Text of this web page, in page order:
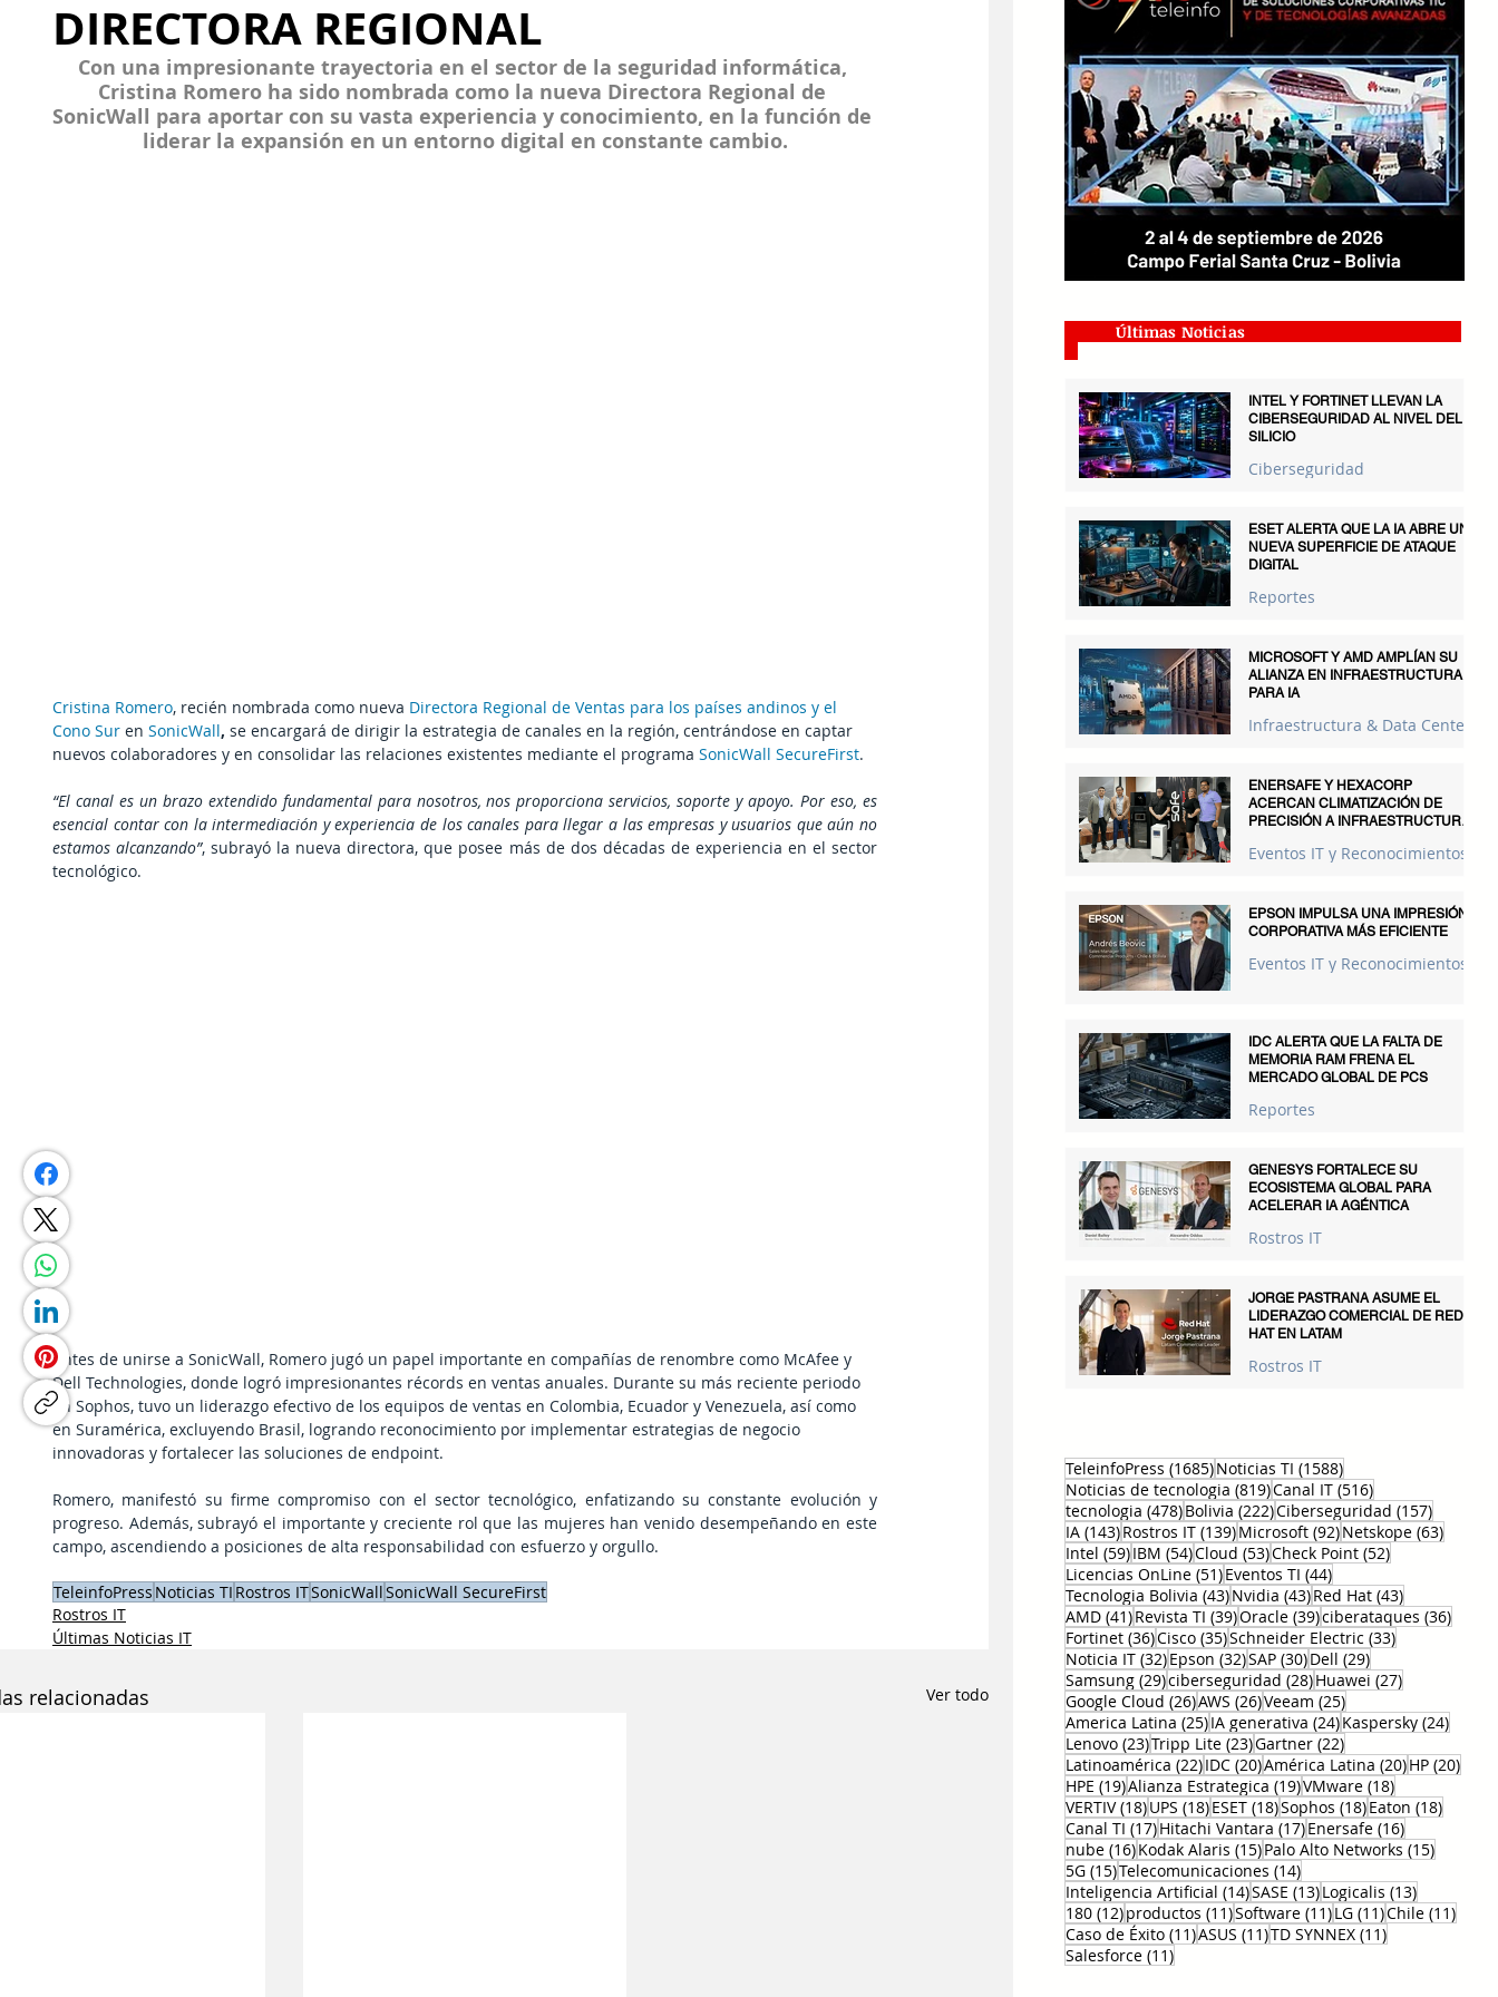
DIRECTORA REGIONAL
Con una impresionante trayectoria en el sector de la seguridad informática,
Cristina Romero ha sido nombrada como la nueva Directora Regional de
SonicWall para aportar con su vasta experiencia y conocimiento, en la función de
liderar la expansión en un entorno digital en constante cambio.
Cristina Romero, recién nombrada como nueva Directora Regional de Ventas para los países andinos y el
Cono Sur en SonicWall, se encargará de dirigir la estrategia de canales en la región, centrándose en captar
nuevos colaboradores y en consolidar las relaciones existentes mediante el programa SonicWall SecureFirst.
“El canal es un brazo extendido fundamental para nosotros, nos proporciona servicios, soporte y apoyo. Por eso, es
esencial contar con la intermediación y experiencia de los canales para llegar a las empresas y usuarios que aún no
estamos alcanzando”, subrayó la nueva directora, que posee más de dos décadas de experiencia en el sector
tecnológico.
Antes de unirse a SonicWall, Romero jugó un papel importante en compañías de renombre como McAfee y
Dell Technologies, donde logró impresionantes récords en ventas anuales. Durante su más reciente periodo
en Sophos, tuvo un liderazgo efectivo de los equipos de ventas en Colombia, Ecuador y Venezuela, así como
en Suramérica, excluyendo Brasil, logrando reconocimiento por implementar estrategias de negocio
innovadoras y fortalecer las soluciones de endpoint.
Romero, manifestó su firme compromiso con el sector tecnológico, enfatizando su constante evolución y
progreso. Además, subrayó el importante y creciente rol que las mujeres han venido desempeñando en este
campo, ascendiendo a posiciones de alta responsabilidad con esfuerzo y orgullo.
TeleinfoPress Noticias TI Rostros ITSonicWallSonicWall SecureFirst
Rostros IT
Últimas Noticias IT
relacionadas Ver todo
Últimas Noticias
INTEL Y FORTINET LLEVAN LA
CIBERSEGURIDAD AL NIVEL DEL
SILICIO
Ciberseguridad
ESET ALERTA QUE LA IA ABRE UNA
NUEVA SUPERFICIE DE ATAQUE
DIGITAL
Reportes
MICROSOFT Y AMD AMPLÍAN SU
ALIANZA EN INFRAESTRUCTURA
PARA IA
Infraestructura & Data Centers
ENERSAFE Y HEXACORP
ACERCAN CLIMATIZACIÓN DE
PRECISIÓN A INFRAESTRUCTURAS
Eventos IT y Reconocimientos
EPSON IMPULSA UNA IMPRESIÓN
CORPORATIVA MÁS EFICIENTE
Eventos IT y Reconocimientos
IDC ALERTA QUE LA FALTA DE
MEMORIA RAM FRENA EL
MERCADO GLOBAL DE PCS
Reportes
GENESYS FORTALECE SU
ECOSISTEMA GLOBAL PARA
ACELERAR IA AGÉNTICA
Rostros IT
JORGE PASTRANA ASUME EL
LIDERAZGO COMERCIAL DE RED
HAT EN LATAM
Rostros IT
TeleinfoPress (1685)1685 entradas
Noticias TI (1588)1588 entradas
Noticias de tecnologia (819)819 entradas
Canal IT (516)516 entradas
tecnologia (478)478 entradas
Bolivia (222)222 entradas
Ciberseguridad (157)157
IA (143)143 entradas
Rostros IT (139)139 entradas
Microsoft (92)92 entradas
Netskope (63)63
Intel (59)59 entradas
IBM (54)54 entradas
Cloud (53)53 entradas
Check Point (52)52 entradas
Licencias OnLine (51)51 entradas
Eventos TI (44)44 entradas
Tecnologia Bolivia (43)43 entradas
Nvidia (43)43 entradas
Red Hat (43)43 entradas
AMD (41)41 entradas
Revista TI (39)39 entradas
Oracle (39)39 entradas
ciberataques (36)36
Fortinet (36)36 entradas
Cisco (35)35 entradas
Schneider Electric (33)33 entradas
Noticia IT (32)32 entradas
Epson (32)32 entradas
SAP (30)30 entradas
Dell (29)29 entradas
Samsung (29)29 entradas
ciberseguridad (28)28 entradas
Huawei (27)27 entradas
Google Cloud (26)26 entradas
AWS (26)26 entradas
Veeam (25)25 entradas
America Latina (25)25 entradas
IA generativa (24)24 entradas
Kaspersky (24)24
Lenovo (23)23 entradas
Tripp Lite (23)23 entradas
Gartner (22)22 entradas
Latinoamérica (22)22 entradas
IDC (20)20 entradas
América Latina (20)20 entradas
HP (20)20
HPE (19)19 entradas
Alianza Estrategica (19)19 entradas
VMware (18)18 entradas
VERTIV (18)18 entradas
UPS (18)18 entradas
ESET (18)18 entradas
Sophos (18)18 entradas
Eaton (18)18
Canal TI (17)17 entradas
Hitachi Vantara (17)17 entradas
Enersafe (16)16 entradas
nube (16)16 entradas
Kodak Alaris (15)15 entradas
Palo Alto Networks (15)15
5G (15)15 entradas
Telecomunicaciones (14)14 entradas
Inteligencia Artificial (14)14 entradas
SASE (13)13 entradas
Logicalis (13)13
180 (12)12 entradas
productos (11)11 entradas
Software (11)11 entradas
LG (11)11 entradas
Chile (11)11
Caso de Éxito (11)11 entradas
ASUS (11)11 entradas
TD SYNNEX (11)11 entradas
Salesforce (11)11 entradas